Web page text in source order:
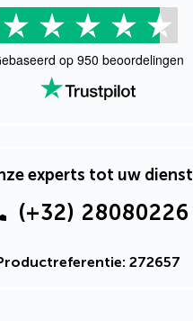
op 950 beoordelingen
experts tot uw dienst
(+32) 28080226
272657